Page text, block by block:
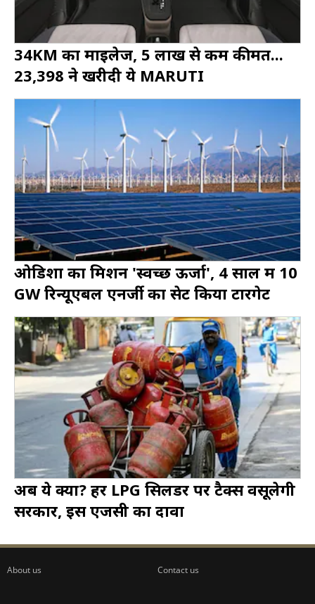
34KM का माइलेज, 5 लाख से कम कीमत...
23,398 ने खरीदी ये MARUTI
ओडिशा का मिशन 'स्वच्छ ऊर्जा', 4 साल में 10
GW रिन्यूएबल एनर्जी का सेट किया टारगेट
अब ये क्या? हर LPG सिलेंडर पर टैक्स वसूलेगी
सरकार, इस एजेंसी का दावा
About us Contact us